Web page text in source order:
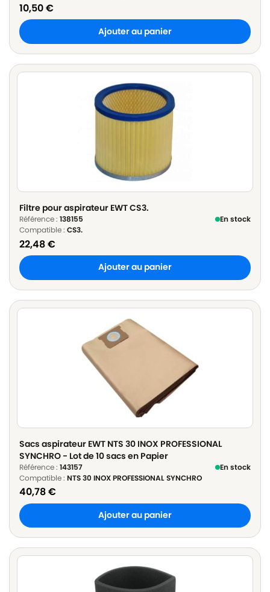
10,50€
Ajouter au panier
Filtre pour aspirateur EWT CS3.
Référence : 138155
En stock
Compatible : CS3.
22,48€
Ajouter au panier
Sacs aspirateur EWT NTS 30 INOX PROFESSIONAL
SYNCHRO - Lot de 10 sacs en Papier
Référence : 143157
En stock
Compatible : NTS 30 INOX PROFESSIONAL SYNCHRO
40,78€
Ajouter au panier